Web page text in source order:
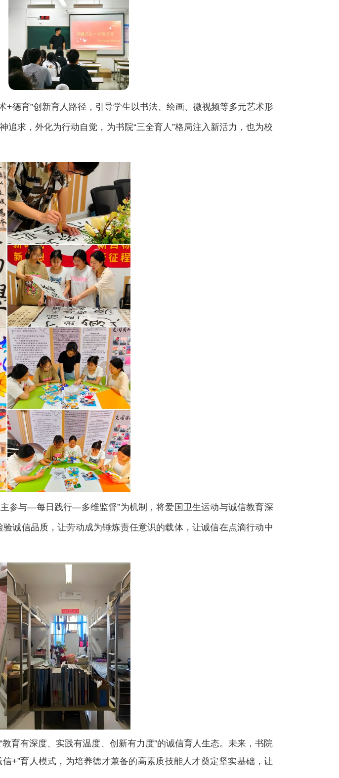
+德育”创新育人路径，引导学生以书法、绘画、微视频等多元艺术形
求，外化为行动自觉，为书院“三全育人”格局注入新活力，也为校
主参与—每日践行—多维监督”为机制，将爱国卫生运动与诚信教育深
诚信品质，让劳动成为锤炼责任意识的载体，让诚信在点滴行动中
育有深度、实践有温度、创新有力度”的诚信育人生态。未来，书院
+”育人模式，为培养德才兼备的高素质技能人才奠定坚实基础，让